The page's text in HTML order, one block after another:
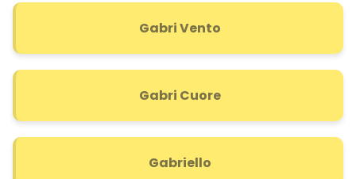
Gabri Vento
Gabri Cuore
Gabriello